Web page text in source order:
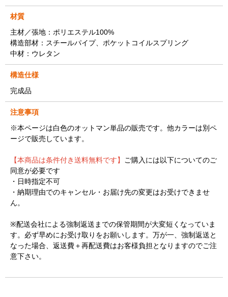
材質
主材／張地：ポリエステル100%
構造部材：スチールパイプ、ポケットコイルスプリング
中材：ウレタン
構造仕様
完成品
注意事項
※本ページは白色のオットマン単品の販売です。他カラーは別ペ
ージで販売しています。
【本商品は条件付き送料無料です】 ご購入には以下についてのご
同意が必要です
・日時指定不可
・納期理由でのキャンセル・お届け先の変更はお受けできませ
ん。
※配送会社による強制返送までの保管期間が大変短くなっていま
す。必ず早めにお受け取りをお願いします。万が一、強制返送と
なった場合、返送費＋再配送費はお客様負担となりますのでご注
意下さい。